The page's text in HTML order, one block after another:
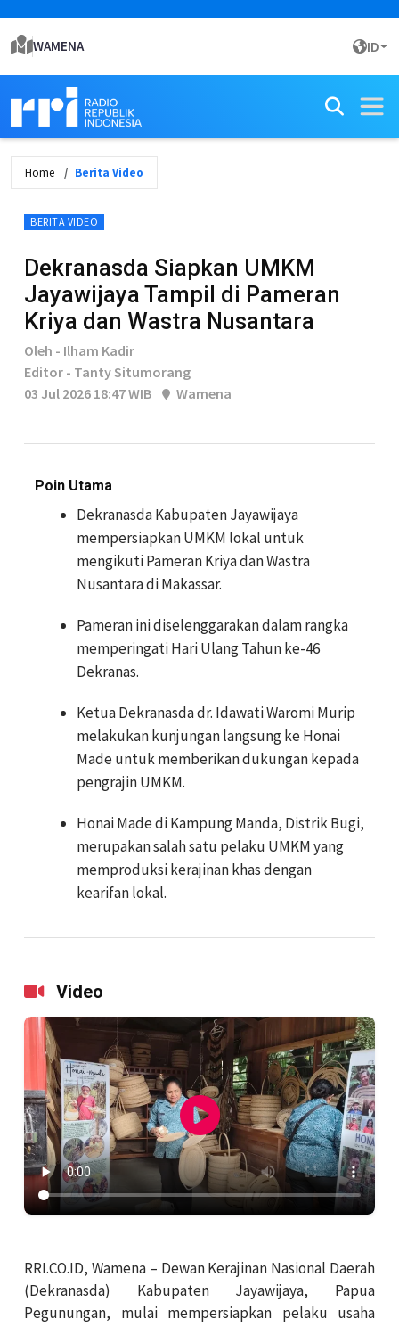
WAMENA ID
Home Berita Video
BERITA VIDEO
Dekranasda Siapkan UMKM
Jayawijaya Tampil di Pameran
Kriya dan Wastra Nusantara
Oleh - Ilham Kadir
Editor - Tanty Situmorang
03 Jul 2026 18:47 WIB
Wamena
Poin Utama
Dekranasda Kabupaten Jayawijaya
mempersiapkan UMKM lokal untuk
mengikuti Pameran Kriya dan Wastra
Nusantara di Makassar.
Pameran ini diselenggarakan dalam rangka
memperingati Hari Ulang Tahun ke-46
Dekranas.
Ketua Dekranasda dr. Idawati Waromi Murip
melakukan kunjungan langsung ke Honai
Made untuk memberikan dukungan kepada
pengrajin UMKM.
Honai Made di Kampung Manda, Distrik Bugi,
merupakan salah satu pelaku UMKM yang
memproduksi kerajinan khas dengan
kearifan lokal.
Video
RRI.CO.ID, Wamena – Dewan Kerajinan Nasional Daerah
(Dekranasda) Kabupaten Jayawijaya, Papua
Pegunungan, mulai mempersiapkan pelaku usaha